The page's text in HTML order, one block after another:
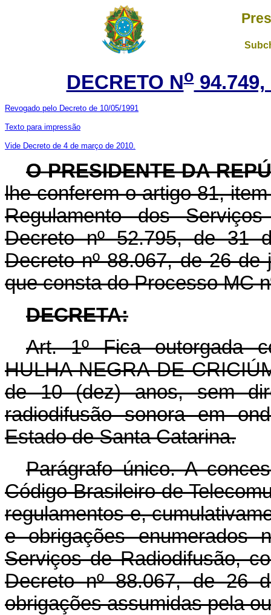
DECRETO No94.749,
Revogado pelo Decreto de 10/05/1991
Texto para impressão
Vide Decreto de 4 de março de 2010.
O PRESIDENTE DA
lhe conferem o artigo 81,
Regulamento dos
Decreto nº 52.795, de 31
Decreto nº 88.067, de 26
que consta do Processo MC
DECRETA:
Art. 1º Fica outorgada
HULHA NEGRA DE
de 10 (dez) anos, sem
radiodifusão sonora em
Estado de Santa Catarina.
Parágrafo único. A
Código Brasileiro de
regulamentos e,
e obrigações enumerados
Serviços de Radiodifusão,
Decreto nº 88.067, de 26
obrigações assumidas pela